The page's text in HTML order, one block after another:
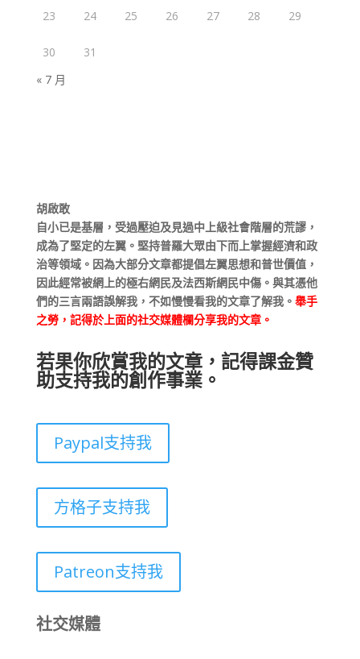
23 24 25 26 27 28 29
30
31
« 7 月
胡啟敢
自小已是基層，受過壓迫及見過中上級社會階層的荒謬，
成為了堅定的左翼。堅持普羅大眾由下而上掌握經濟和政
治等領域。因為大部分文章都提倡左翼思想和普世價值，
因此經常被網上的極右網民及法西斯網民中傷。與其憑他
們的三言兩語誤解我，不如慢慢看我的文章了解我。 舉手
之勞，記得於上面的社交媒體欄分享我的文章。
若果你欣賞我的文章，記得課金贊
助支持我的創作事業。
Paypal支持我
方格子支持我
Patreon支持我
社交媒體